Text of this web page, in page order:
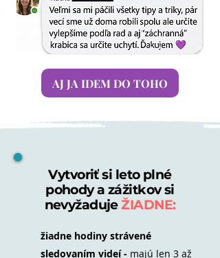
AJ JA IDEM DO TOHO
Vytvoriť si leto plné
pohody a zážitkov si
nevyžadujeŽIADNE:
žiadne hodiny strávené
sledovaním videí - majú len 3 až